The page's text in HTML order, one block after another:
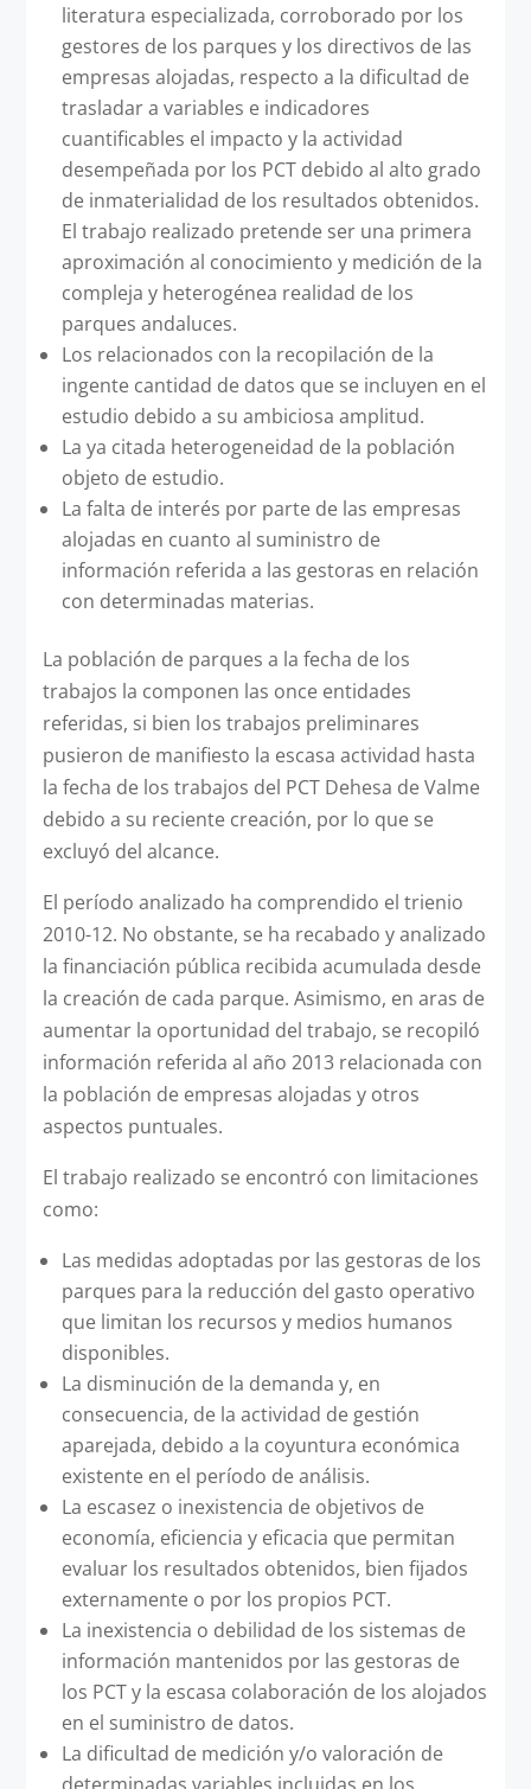
literatura especializada, corroborado por los
gestores de los parques y los directivos de las
empresas alojadas, respecto a la dificultad de
trasladar a variables e indicadores
cuantificables el impacto y la actividad
desempeñada por los PCT debido al alto grado
de inmaterialidad de los resultados obtenidos.
El trabajo realizado pretende ser una primera
aproximación al conocimiento y medición de la
compleja y heterogénea realidad de los
parques andaluces.
Los relacionados con la recopilación de la
ingente cantidad de datos que se incluyen en el
estudio debido a su ambiciosa amplitud.
La ya citada heterogeneidad de la población
objeto de estudio.
La falta de interés por parte de las empresas
alojadas en cuanto al suministro de
información referida a las gestoras en relación
con determinadas materias.
La población de parques a la fecha de los
trabajos la componen las once entidades
referidas, si bien los trabajos preliminares
pusieron de manifiesto la escasa actividad hasta
la fecha de los trabajos del PCT Dehesa de Valme
debido a su reciente creación, por lo que se
excluyó del alcance.
El período analizado ha comprendido el trienio
2010-12. No obstante, se ha recabado y analizado
la financiación pública recibida acumulada desde
la creación de cada parque. Asimismo, en aras de
aumentar la oportunidad del trabajo, se recopiló
información referida al año 2013 relacionada con
la población de empresas alojadas y otros
aspectos puntuales.
El trabajo realizado se encontró con limitaciones
como:
Las medidas adoptadas por las gestoras de los
parques para la reducción del gasto operativo
que limitan los recursos y medios humanos
disponibles.
La disminución de la demanda y, en
consecuencia, de la actividad de gestión
aparejada, debido a la coyuntura económica
existente en el período de análisis.
La escasez o inexistencia de objetivos de
economía, eficiencia y eficacia que permitan
evaluar los resultados obtenidos, bien fijados
externamente o por los propios PCT.
La inexistencia o debilidad de los sistemas de
información mantenidos por las gestoras de
los PCT y la escasa colaboración de los alojados
en el suministro de datos.
La dificultad de medición y/o valoración de